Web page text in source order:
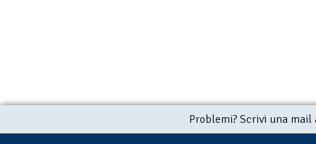
Problemi? Scrivi una